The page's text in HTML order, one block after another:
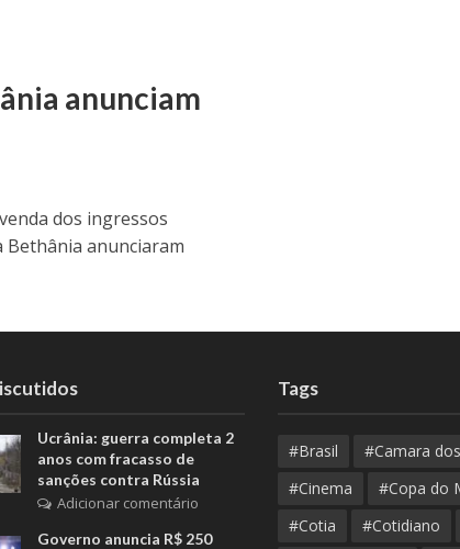
anunciam
dos ingressos
Bethânia anunciaram
Ucrânia: guerra completa 2
anos com fracasso de
sanções contra Rússia
Adicionar comentário
Governo anuncia R$ 250
Tags
#Brasil
#Camara
#Cinema
#Copa do
#Cotia
#Cotidiano